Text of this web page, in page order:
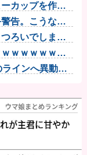
カップを作っ
告。こうなっ
ろいでしまう
ｗｗｗｗｗｗ
ラインへ異動し